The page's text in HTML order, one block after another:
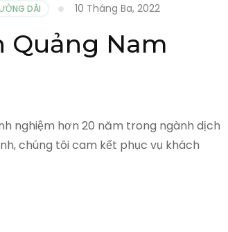
DÀI 10 Tháng Ba, 2022
Quảng Nam
nghiệm hơn 20 năm trong ngành dịch
chúng tôi cam kết phục vụ khách